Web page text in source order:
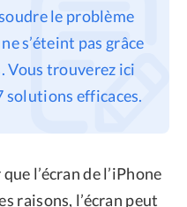
le problème
s’éteint pas grâce
Vous trouverez ici
solutions efficaces.
l’écran de l’iPhone
raisons, l’écran peut